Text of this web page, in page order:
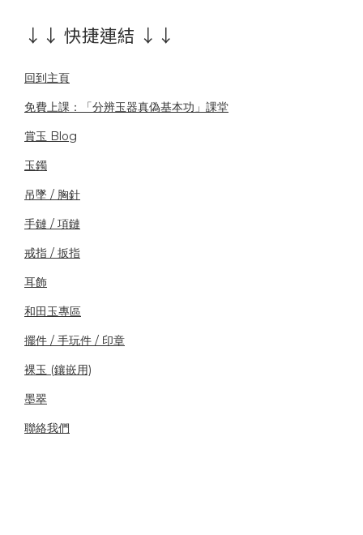
↓↓ 快捷連結 ↓↓
回到主頁
免費上課：「分辨玉器真偽基本功」課堂
賞玉 Blog
玉鐲
吊墜 / 胸針
手鏈 / 項鏈
戒指 / 扳指
耳飾
和田玉專區
擺件 / 手玩件 / 印章
裸玉 (鑲嵌用)
墨翠
聯絡我們